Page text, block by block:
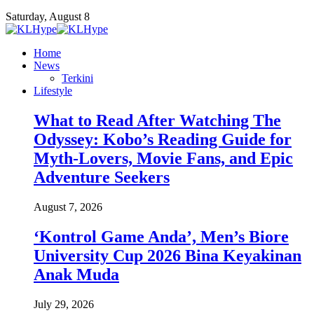
Saturday, August 8
Home
News
Terkini
Lifestyle
What to Read After Watching The
Odyssey: Kobo’s Reading Guide for
Myth-Lovers, Movie Fans, and Epic
Adventure Seekers
August 7, 2026
‘Kontrol Game Anda’, Men’s Biore
University Cup 2026 Bina Keyakinan
Anak Muda
July 29, 2026